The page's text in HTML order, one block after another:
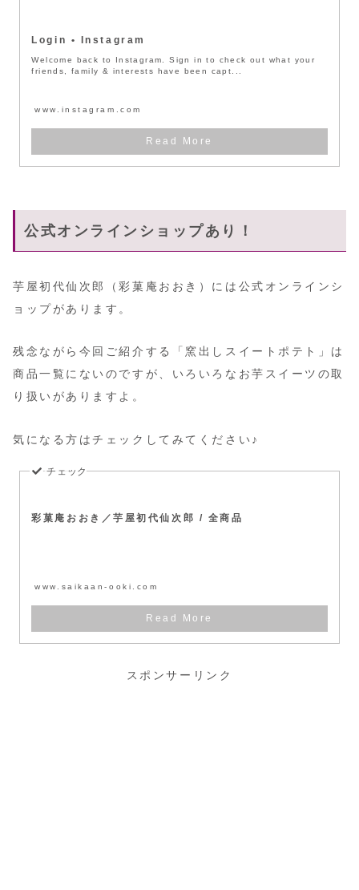
Login • Instagram
Welcome back to Instagram. Sign in to check out what your
friends, family & interests have been capt...
www.instagram.com
公式オンラインショップあり！
芋屋初代仙次郎（彩菓庵おおき）には公式オンラインシ
ョップがあります。
残念ながら今回ご紹介する「窯出しスイートポテト」は
商品一覧にないのですが、いろいろなお芋スイーツの取
り扱いがありますよ。
気になる方はチェックしてみてください♪
彩菓庵おおき／芋屋初代仙次郎 / 全商品
www.saikaan-ooki.com
スポンサーリンク